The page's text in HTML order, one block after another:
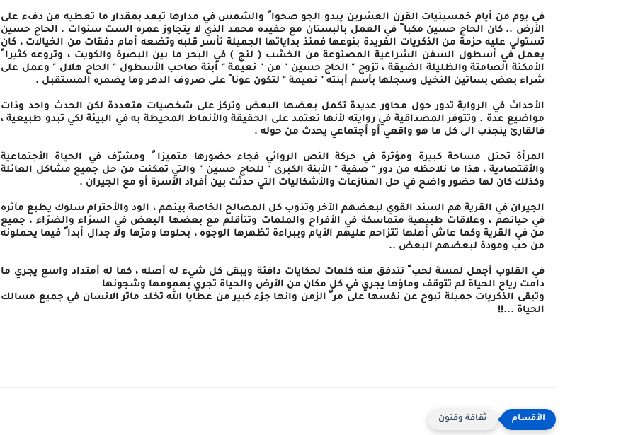
في يوم من أيام خمسينيات القرن العشرين يبدو الجو صحوا ً والشمس في مدارها تبعد بمقدار ما تعطيه من دفء على
الأرض .. كان الحاج حسين مكبا ً في العمل بالبستان مع حفيده محمد الذي لا يتجاوز عمره الست سنوات . الحاج حسين
تستولي عليه حزمة من الذكريات الفريدة بنوعها فمنذ بداياتها الجميلة تأسر قلبه وتضعه أمام دفقات من الخيالات ، كان
يعمل في أسطول السفن الشراعية المصنوعة من الخشب ( لنج ) في البحر ما بين البصرة والكويت ، وتروعه كثيرا ً
الأمكنة الصامتة والظليلة الضيقة ، تزوج " الحاج حسين " من " نعيمة " أبنة صاحب الأسطول " الحاج هلال " وعمل على
شراء بعض بساتين النخيل وسجلها بأسم أبنته " نعيمة " لتكون عونا ً على صروف الدهر وما يضمره المستقبل .
الأحداث في الرواية تدور حول محاور عديدة تكمل بعضها البعض وتركز على شخصيات متعددة لكن الحدث واحد وذات
مواضيع عدة . وتتوفر المصداقية في روايته لأنها تعتمد على الحقيقة والأنماط المحيطة به في البيئة لكي تبدو طبيعية ،
فالقارئ ينجذب الى كل ما هو واقعي أو أجتماعي يحدث من حوله .
المرأة تحتل مساحة كبيرة ومؤثرة في حركة النص الروائي فجاء حضورها متميزا ً ومشرّف في الحياة الأجتماعية
والأقتصادية ، هذا ما نلاحظه من دور " صفية " الأبنة الكبرى " للحاج حسين " والتي تمكنت من حل جميع مشاكل العائلة
وكذلك كان لها حضور واضح في حل المنازعات والأشكاليات التي حدثت بين أفراد الأسرة أو مع الجيران .
الجيران في القرية هم السند القوي لبعضهم الآخر وتذوب كل المصالح الخاصة بينهم ، الود والأحترام سلوك يطبع مآثره
في حياتهم ، وعلاقات طبيعية متماسكة في الأفراح والملمات وتتأقلم مع بعضها البعض في السرّاء والضرّاء ، جميع
من في القرية وكما عاش أهلها تتزاحم عليهم الأيام وببراءة تظهرها الوجوه ، بحلوها ومرّها ولا جدال أبدا ً فيما يحملونه
من حب ومودة لبعضهم البعض ..
في القلوب أجمل لمسة لحب ّ تتدفق منه كلمات لحكايات دافئة ويبقى كل شيء له أصله ، كما له أمتداد واسع يجري ما
دامت رياح الحياة لم تتوقف وماؤها يجري في كل مكان من الأرض والحياة تجري بهمومها وشجونها
وتبقى الذكريات جميلة تبوح عن نفسها على مر ّ الزمن وانها جزء كبير من عطايا الله تخلد مآثر الانسان في جميع مسالك
الحياة ...!!
ثقافة وفنون